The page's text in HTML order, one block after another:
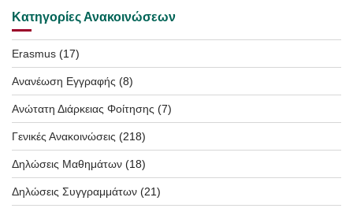
Κατηγορίες Ανακοινώσεων
Erasmus (17)
Ανανέωση Εγγραφής (8)
Ανώτατη Διάρκειας Φοίτησης (7)
Γενικές Ανακοινώσεις (218)
Δηλώσεις Μαθημάτων (18)
Δηλώσεις Συγγραμμάτων (21)